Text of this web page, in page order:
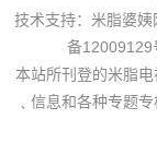
技术支持： 米脂婆姨
备12009129
本站所刊登的米脂
﹑信息和各种专题